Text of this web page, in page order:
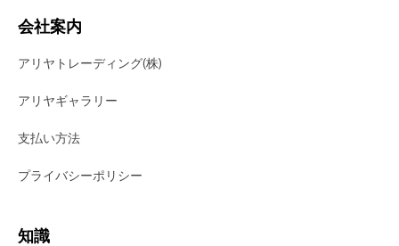
会社案内
アリヤトレーディング(株)
アリヤギャラリー
支払い方法
プライバシーポリシー
知識